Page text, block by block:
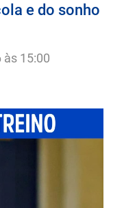
e do sonho
às 15:00